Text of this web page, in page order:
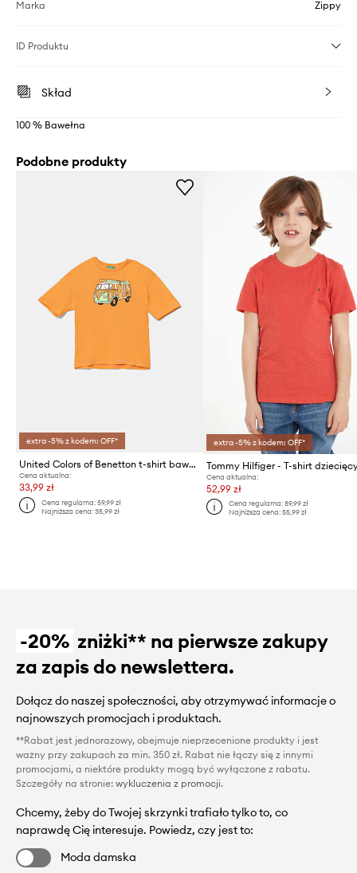
Marka Zippy
ID Produktu
Skład
100 % Bawełna
Podobne produkty
extra -5% z kodem: OFF*
United Colors of Benetton t-shirt bawełniany
Cena aktualna:
33,99 zł
Cena regularna:59,99 zł
Najniższa cena:35,99 zł
extra -5% z kodem: OFF*
Cena aktualna:
52,99 zł
Cena regularna: 89,99 zł
Najniższa cena: 55,99 zł
-20% zniżki** na pierwsze zakupy
za zapis do newslettera.
Dołącz do naszej społeczności, aby otrzymywać informacje o
najnowszych promocjach i produktach.
**Rabat jest jednorazowy, obejmuje nieprzecenione produkty i jest
ważny przy zakupach za min. 350 zł. Rabat nie łączy się z innymi
promocjami, a niektóre produkty mogą być wyłączone z rabatu.
Szczegóły na stronie: wykluczenia z promocji.
Chcemy, żeby do Twojej skrzynki trafiało tylko to, co
naprawdę Cię interesuje. Powiedz, czy jest to:
Moda damska